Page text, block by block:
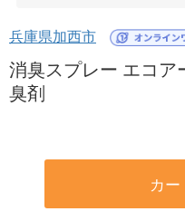
兵庫県加西市
消臭スプレー エコア
臭剤
カー